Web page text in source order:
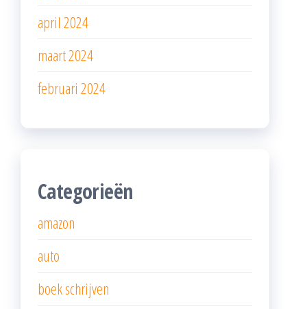
april 2024
maart 2024
februari 2024
Categorieën
amazon
auto
boek schrijven